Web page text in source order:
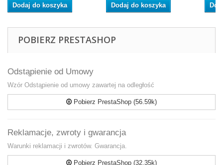
Dodaj do koszyka
Dodaj do koszyka
POBIERZ PRESTASHOP
Odstąpienie od Umowy
Wzór Odstąpienie od umowy zawartej na odległość
Pobierz PrestaShop (56.59k)
Reklamacje, zwroty i gwarancja
Warunki reklamacji i zwrotów. Gwarancja.
Pobierz PrestaShop (32.35k)